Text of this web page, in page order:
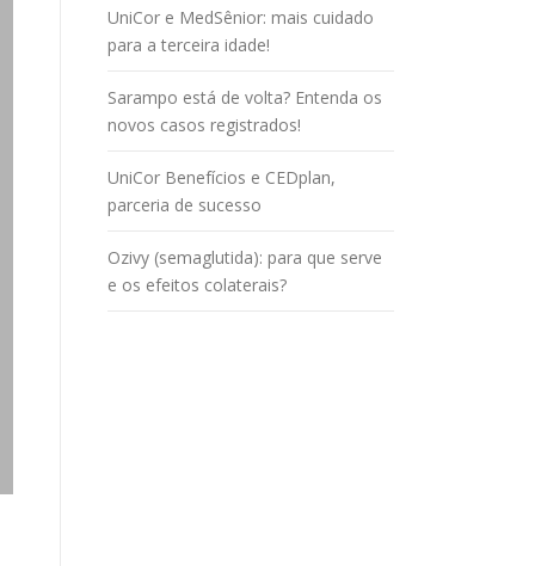
UniCor e MedSênior: mais cuidado
para a terceira idade!
Sarampo está de volta? Entenda os
novos casos registrados!
UniCor Benefícios e CEDplan,
parceria de sucesso
Ozivy (semaglutida): para que serve
e os efeitos colaterais?